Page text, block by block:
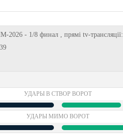
2026 - 1/8 финал , прямі tv-
УДАРЫ В СТВОР ВОРОТ
УДАРЫ МИМО ВОРОТ